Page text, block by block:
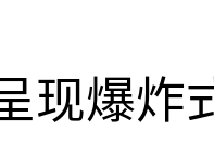
现爆炸